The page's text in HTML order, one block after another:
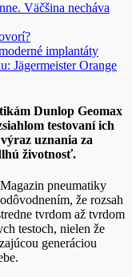
Väčšina necháva
implantáty
Jägermeister Orange
Dunlop Geomax
testovaní ich
uznania za
životnosť.
pneumatiky
že rozsah
tvrdom až tvrdom
testoch, nielen že
generáciou